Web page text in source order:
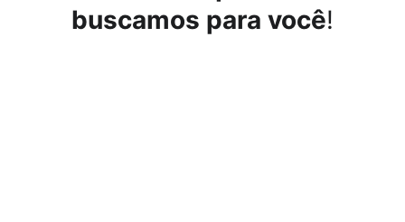
buscamos para você!